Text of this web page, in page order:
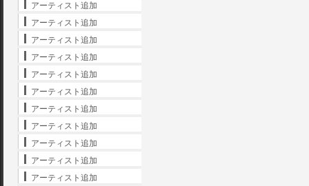
アーティスト追加
アーティスト追加
アーティスト追加
アーティスト追加
アーティスト追加
アーティスト追加
アーティスト追加
アーティスト追加
アーティスト追加
アーティスト追加
アーティスト追加